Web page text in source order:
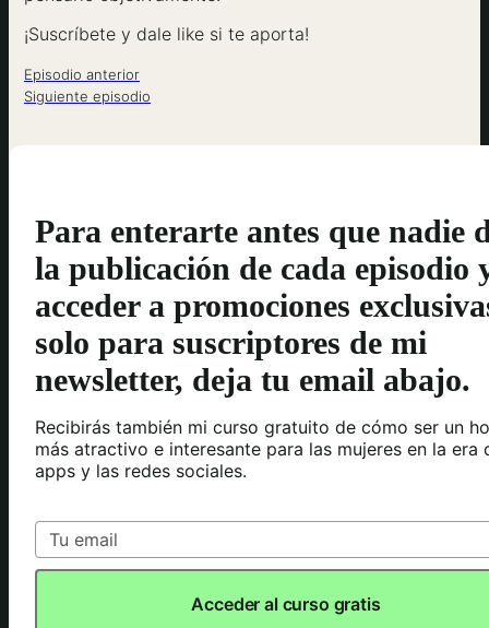
¡Suscríbete y dale like si te aporta!
Episodio anterior
Siguiente episodio
Para enterarte antes que nadie
la publicación de cada episodio
acceder a promociones
solo para suscriptores de mi
newsletter, deja tu email abajo.
Recibirás también mi curso gratuito de cómo ser un
más atractivo e interesante para las mujeres en la era
apps y las redes sociales.
Acceder al curso gratis